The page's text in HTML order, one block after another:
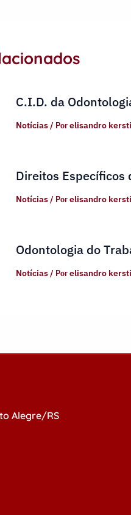
C.I.D. da
Notícias/ Porelisandro
Direitos
Notícias/ Porelisandro
Odontologia do
Notícias/ Porelisandro
Alegre/RS